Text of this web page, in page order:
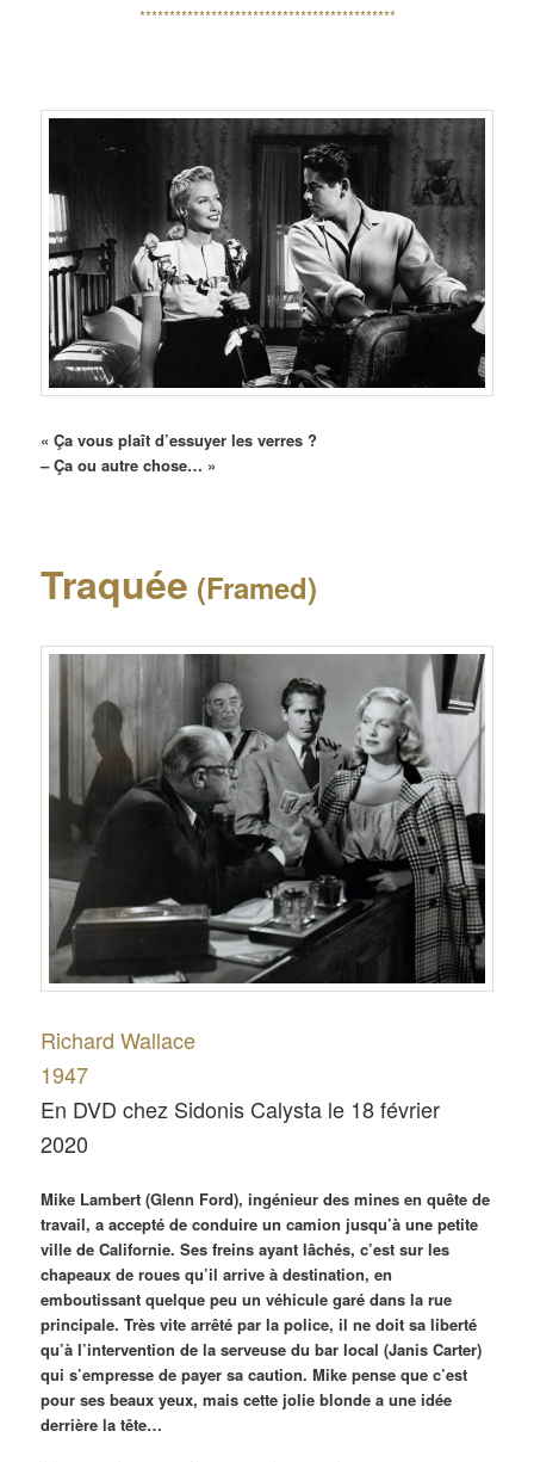
*******************************************
« Ça vous plaît d’essuyer les verres ?
– Ça ou autre chose… »
Traquée (Framed)
Richard Wallace
1947
En DVD chez Sidonis Calysta le 18 février
2020
Mike Lambert (Glenn Ford), ingénieur des mines en quête de
travail, a accepté de conduire un camion jusqu’à une petite
ville de Californie. Ses freins ayant lâchés, c’est sur les
chapeaux de roues qu’il arrive à destination, en
emboutissant quelque peu un véhicule garé dans la rue
principale. Très vite arrêté par la police, il ne doit sa liberté
qu’à l’intervention de la serveuse du bar local (Janis Carter)
qui s’empresse de payer sa caution. Mike pense que c’est
pour ses beaux yeux, mais cette jolie blonde a une idée
derrière la tête…